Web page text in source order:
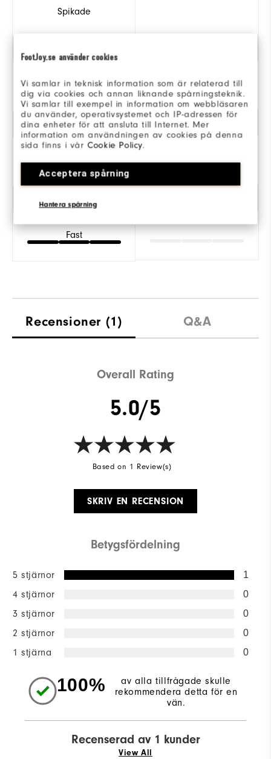
FootJoy.se använder cookies
Vi samlar in teknisk information som är relaterad till
dig via cookies och annan liknande spårningsteknik.
Vi samlar till exempel in information om webbläsaren
du använder, operativsystemet och IP-adressen för
dina enheter för att ansluta till Internet. Mer
information om användningen av cookies på denna
sida finns i vårCookie Policy.
Acceptera spårning
Hantera spårning
Spikade
Klassisk
Stabilitet
Mest stabil
Fast
Recensioner (1) Q&A
Overall Rating
5.0/5
Based on 1 Review(s)
SKRIV EN RECENSION
Betygsfördelning
5 stjärnor 1
4 stjärnor 0
3 stjärnor 0
2 stjärnor 0
1 stjärna 0
100%
av alla tillfrågade skulle
rekommendera detta för en
vän.
Recenserad av 1 kunder
View All